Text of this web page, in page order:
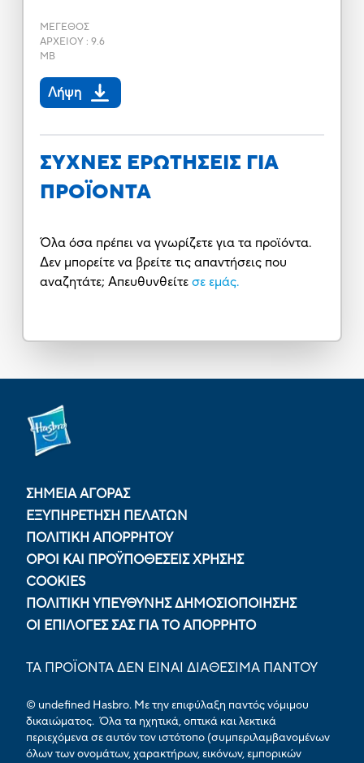
ΜΕΓΕΘΟΣ
ΑΡΧΕΙΟΥ: 9.6
MB
Λήψη
ΣΥΧΝΕΣ ΕΡΩΤΗΣΕΙΣ ΓΙΑ
ΠΡΟΪΟΝΤΑ
Όλα όσα πρέπει να γνωρίζετε για τα προϊόντα.
Δεν μπορείτε να βρείτε τις απαντήσεις που
αναζητάτε; Απευθυνθείτε σε εμάς.
ΣΗΜΕΙΑ ΑΓΟΡΑΣ
ΕΞΥΠΗΡΕΤΗΣΗ ΠΕΛΑΤΩΝ
ΠΟΛΙΤΙΚΉ ΑΠΟΡΡΉΤΟΥ
ΟΡΟΙ ΚΑΙ ΠΡΟΫΠΟΘΕΣΕΙΣ ΧΡΗΣΗΣ
COOKIES
ΠΟΛΙΤΙΚΉ ΥΠΕΎΘΥΝΗΣ ΔΗΜΟΣΙΟΠΟΊΗΣΗΣ
ΟΙ ΕΠΙΛΟΓΈΣ ΣΑΣ ΓΙΑ ΤΟ ΑΠΌΡΡΗΤΟ
ΤΑ ΠΡΟΪΟΝΤΑ ΔΕΝ ΕΙΝΑΙ ΔΙΑΘΕΣΙΜΑ ΠΑΝΤΟΥ
© undefined Hasbro. Με την επιφύλαξη παντός νόμιμου
δικαιώματος. Όλα τα ηχητικά, οπτικά και λεκτικά
περιεχόμενα σε αυτόν τον ιστότοπο (συμπεριλαμβανομένων
όλων των ονομάτων, χαρακτήρων, εικόνων, εμπορικών